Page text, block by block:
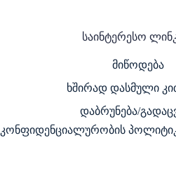
საინტერესო
მიწოდება
ხშირად დასმული
დაბრუნება/
კონფიდენციალურობის